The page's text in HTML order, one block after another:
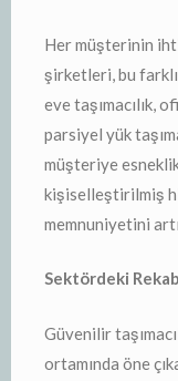
Her müşterinin
şirketleri, bu
eve taşımacılık,
parsiyel yük
müşteriye
kişiselleştirilmiş
memnuniyetini
Sektördeki
Güvenilir
ortamında öne